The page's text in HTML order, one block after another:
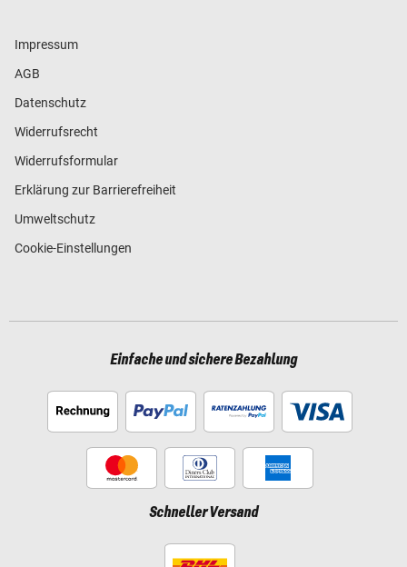
Impressum
AGB
Datenschutz
Widerrufsrecht
Widerrufsformular
Erklärung zur Barrierefreiheit
Umweltschutz
Cookie-Einstellungen
Einfache und sichere Bezahlung
Schneller Versand